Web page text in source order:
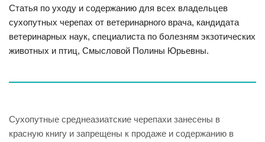
Статья по уходу и содержанию для всех владельцев
сухопутных черепах от ветеринарного врача, кандидата
ветеринарных наук, специалиста по болезням экзотических
животных и птиц, Смысловой Полины Юрьевны.
Сухопутные среднеазиатские черепахи занесены в
красную книгу и запрещены к продаже и содержанию в